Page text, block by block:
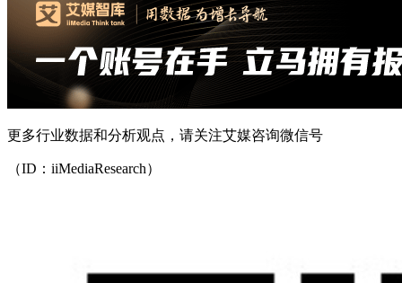
更多行业数据和分析观点，请关注艾媒咨询微信号
（ID：iiMediaResearch）